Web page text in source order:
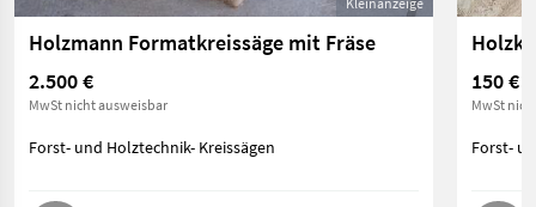
Holzmann Formatkreissäge mit Fräse
2.500 €
MwSt nicht ausweisbar
Forst- und Holztechnik- Kreissägen
150 €
MwSt
Forst-